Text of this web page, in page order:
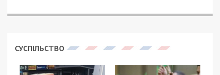
СУСПІЛЬСТВО